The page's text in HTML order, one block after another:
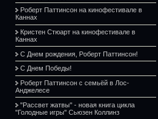
Роберт Паттинсон на кинофестивале в
Каннах
Кристен Стюарт на кинофестивале в
Каннах
С Днем рождения, Роберт Паттинсон!
С Днем Победы!
Роберт Паттинсон с семьёй в Лос-
Анджелесе
"Рассвет жатвы" - новая книга цикла
"Голодные игры" Сьюзен Коллинз